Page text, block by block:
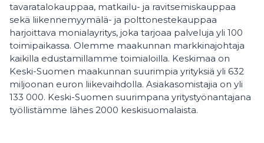
tavaratalokauppaa, matkailu- ja ravitsemiskauppaa
sekä liikennemyymälä- ja polttonestekauppaa
harjoittava monialayritys, joka tarjoaa palveluja yli 100
toimipaikassa. Olemme maakunnan markkinajohtaja
kaikilla edustamillamme toimialoilla. Keskimaa on
Keski-Suomen maakunnan suurimpia yrityksiä yli 632
miljoonan euron liikevaihdolla. Asiakasomistajia on yli
133 000. Keski-Suomen suurimpana yritystyönantajana
työllistämme lähes 2000 keskisuomalaista.